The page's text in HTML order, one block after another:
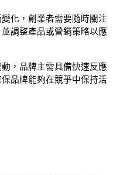
變化，創業者需要隨時關注
調整產品或營銷策略以應
，品牌主需具備快速反應
品牌能夠在競爭中保持活